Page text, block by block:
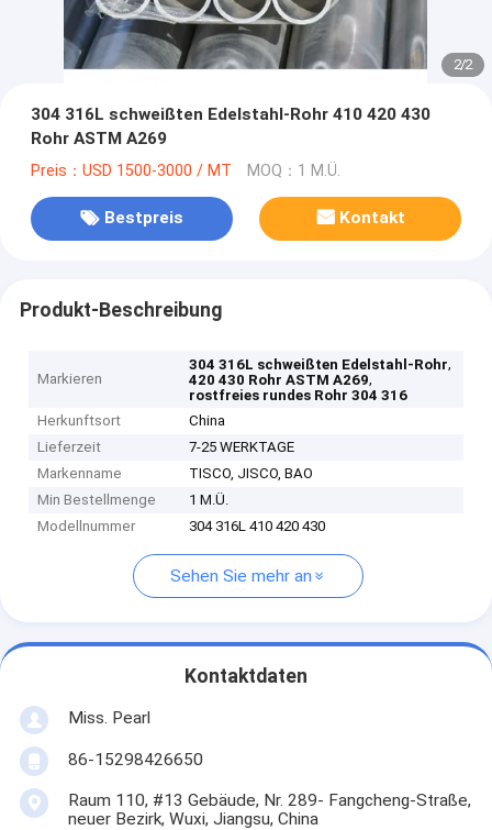
2/2
304 316L schweißten Edelstahl-Rohr 410 420 430
Rohr ASTM A269
Preis：USD 1500-3000 / MT MOQ：1 M.Ü.
Bestpreis Kontakt
Produkt-Beschreibung
Markieren
304 316L schweißten Edelstahl-Rohr,
420 430 Rohr ASTM A269,
rostfreies rundes Rohr 304 316
Herkunftsort
China
Lieferzeit
7-25 WERKTAGE
Markenname
TISCO, JISCO, BAO
Min Bestellmenge
1 M.Ü.
Modellnummer
304 316L 410 420 430
Sehen Sie mehr an
Kontaktdaten
Miss. Pearl
86-15298426650
Raum 110, #13 Gebäude, Nr. 289- Fangcheng-Straße,
neuer Bezirk, Wuxi, Jiangsu, China